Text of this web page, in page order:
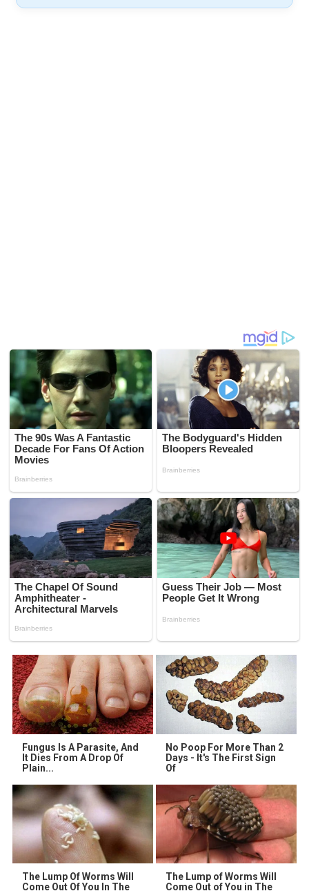
Fungus Is A Parasite, And
It Dies From A Drop Of
Plain...
No Poop For More Than 2
Days - It's The First Sign
Of
The Lump Of Worms Will
Come Out Of You In The
The Lump of Worms Will
Come Out of You in The